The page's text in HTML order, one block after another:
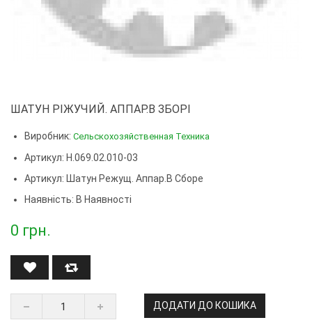
ШАТУН РІЖУЧИЙ. АППАР.В ЗБОРІ
Виробник: Сельскохозяйственная Техника
Артикул: Н.069.02.010-03
Артикул: Шатун Режущ. Аппар.в Сборе
Наявність: В Наявності
0 грн.
ДОДАТИ ДО КОШИКА